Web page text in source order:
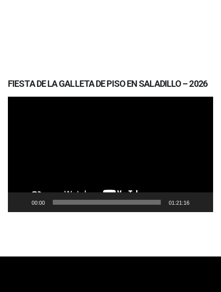
FIESTA DE LA GALLETA DE PISO EN SALADILLO – 2026
00:00 01:21:16